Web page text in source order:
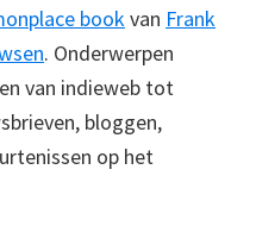
bookvan Frank
. Onderwerpen
van indieweb tot
bloggen,
op het